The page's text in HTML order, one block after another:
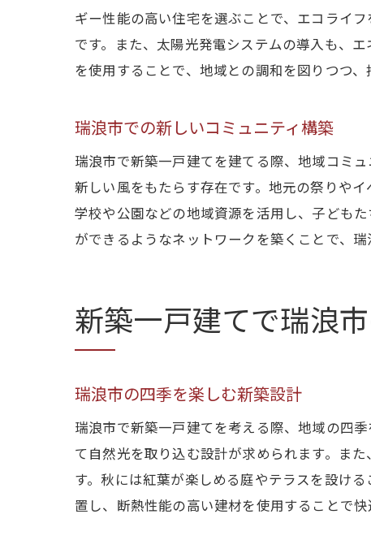
ギー性能の高い住宅を選ぶことで、エコライ
です。また、太陽光発電システムの導入も、
を使用することで、地域との調和を図りつつ
瑞浪市での新しいコミュニティ構築
瑞浪市で新築一戸建てを建てる際、地域コミ
新しい風をもたらす存在です。地元の祭りや
学校や公園などの地域資源を活用し、子ども
ができるようなネットワークを築くことで、
新築一戸建てで瑞浪
瑞浪市の四季を楽しむ新築設計
瑞浪市で新築一戸建てを考える際、地域の四
て自然光を取り込む設計が求められます。ま
す。秋には紅葉が楽しめる庭やテラスを設け
置し、断熱性能の高い建材を使用することで